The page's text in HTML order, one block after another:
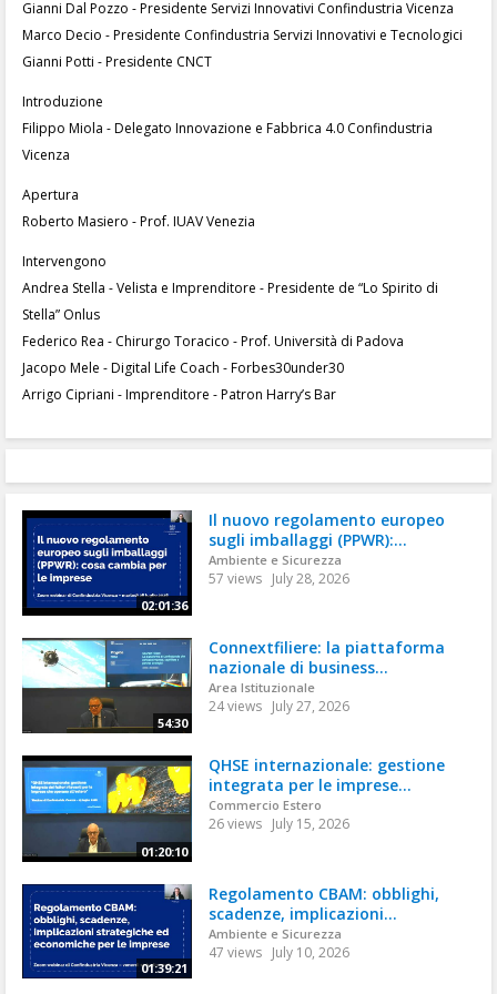
Gianni Dal Pozzo - Presidente Servizi Innovativi Confindustria Vicenza
Marco Decio - Presidente Confindustria Servizi Innovativi e Tecnologici
Gianni Potti - Presidente CNCT
Introduzione
Filippo Miola - Delegato Innovazione e Fabbrica 4.0 Confindustria
Vicenza
Apertura
Roberto Masiero - Prof. IUAV Venezia
Intervengono
Andrea Stella - Velista e Imprenditore - Presidente de “Lo Spirito di
Stella” Onlus
Federico Rea - Chirurgo Toracico - Prof. Università di Padova
Jacopo Mele - Digital Life Coach - Forbes30under30
Arrigo Cipriani - Imprenditore - Patron Harry’s Bar
02:01:36
Il nuovo regolamento europeo
sugli imballaggi (PPWR):...
Ambiente e Sicurezza
57 views July 28, 2026
54:30
Connextfiliere: la piattaforma
nazionale di business...
Area Istituzionale
24 views July 27, 2026
01:20:10
QHSE internazionale: gestione
integrata per le imprese...
Commercio Estero
26 views July 15, 2026
01:39:21
Regolamento CBAM: obblighi,
scadenze, implicazioni...
Ambiente e Sicurezza
47 views July 10, 2026